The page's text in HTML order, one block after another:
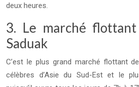
deux heures.
3. Le marché
Saduak
C’est le plus grand marché flottant
célèbres d’Asie du Sud-Est et le